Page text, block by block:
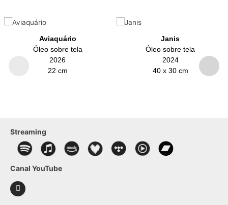
Aviaquário
Óleo sobre tela
2026
22 cm
Janis
Óleo sobre tela
2024
40 x 30 cm
Streaming
Canal YouTube